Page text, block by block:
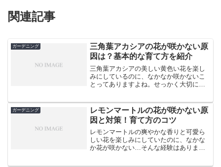
関連記事
ガーデニング
三角葉アカシアの花が咲かない原
因は？基本的な育て方を紹介
三角葉アカシアの美しい黄色い花を楽し
みにしているのに、なかなか咲かないこ
とってありますよね。せっかく大切に育
す。花が咲かない原因はいくつかあり、
それぞれに対策があります。...
ガーデニング
レモンマートルの花が咲かない原
因と対策！育て方のコツ
レモンマートルの爽やかな香りと可愛ら
しい花を楽しみにしていたのに、なかな
か花が咲かない…そんな経験はありませ